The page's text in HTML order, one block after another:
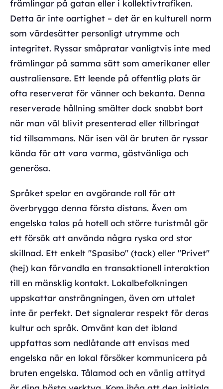
främlingar på gatan eller i kollektivtrafiken.
Detta är inte oartighet – det är en kulturell norm
som värdesätter personligt utrymme och
integritet. Ryssar småpratar vanligtvis inte med
främlingar på samma sätt som amerikaner eller
australiensare. Ett leende på offentlig plats är
ofta reserverat för vänner och bekanta. Denna
reserverade hållning smälter dock snabbt bort
när man väl blivit presenterad eller tillbringat
tid tillsammans. När isen väl är bruten är ryssar
kända för att vara varma, gästvänliga och
generösa.
Språket spelar en avgörande roll för att
överbrygga denna första distans. Även om
engelska talas på hotell och större turistmål gör
ett försök att använda några ryska ord stor
skillnad. Ett enkelt "Spasibo" (tack) eller "Privet"
(hej) kan förvandla en transaktionell interaktion
till en mänsklig kontakt. Lokalbefolkningen
uppskattar ansträngningen, även om uttalet
inte är perfekt. Det signalerar respekt för deras
kultur och språk. Omvänt kan det ibland
uppfattas som nedlåtande att envisas med
engelska när en lokal försöker kommunicera på
bruten engelska. Tålamod och en vänlig attityd